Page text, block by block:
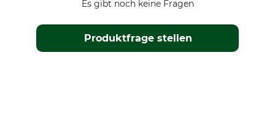
Produktfrage stellen
Es gibt noch keine Fragen